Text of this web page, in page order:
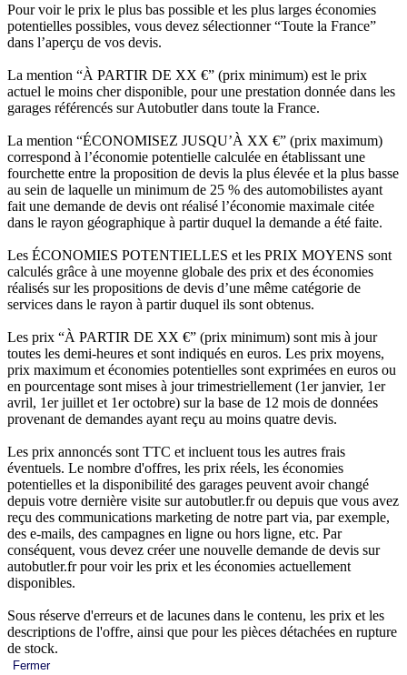
Pour voir le prix le plus bas possible et les plus larges économies
potentielles possibles, vous devez sélectionner “Toute la France”
dans l’aperçu de vos devis.
La mention “À PARTIR DE XX €” (prix minimum) est le prix
actuel le moins cher disponible, pour une prestation donnée dans les
garages référencés sur Autobutler dans toute la France.
La mention “ÉCONOMISEZ JUSQU’À XX €” (prix maximum)
correspond à l’économie potentielle calculée en établissant une
fourchette entre la proposition de devis la plus élevée et la plus basse
au sein de laquelle un minimum de 25 % des automobilistes ayant
fait une demande de devis ont réalisé l’économie maximale citée
dans le rayon géographique à partir duquel la demande a été faite.
Les ÉCONOMIES POTENTIELLES et les PRIX MOYENS sont
calculés grâce à une moyenne globale des prix et des économies
réalisés sur les propositions de devis d’une même catégorie de
services dans le rayon à partir duquel ils sont obtenus.
Les prix “À PARTIR DE XX €” (prix minimum) sont mis à jour
toutes les demi-heures et sont indiqués en euros. Les prix moyens,
prix maximum et économies potentielles sont exprimées en euros ou
en pourcentage sont mises à jour trimestriellement (1er janvier, 1er
avril, 1er juillet et 1er octobre) sur la base de 12 mois de données
provenant de demandes ayant reçu au moins quatre devis.
Les prix annoncés sont TTC et incluent tous les autres frais
éventuels. Le nombre d'offres, les prix réels, les économies
potentielles et la disponibilité des garages peuvent avoir changé
depuis votre dernière visite sur autobutler.fr ou depuis que vous avez
reçu des communications marketing de notre part via, par exemple,
des e-mails, des campagnes en ligne ou hors ligne, etc. Par
conséquent, vous devez créer une nouvelle demande de devis sur
autobutler.fr pour voir les prix et les économies actuellement
disponibles.
Sous réserve d'erreurs et de lacunes dans le contenu, les prix et les
descriptions de l'offre, ainsi que pour les pièces détachées en rupture
de stock.
Fermer